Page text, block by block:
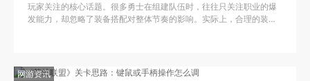
玩家关注的核心话题。很多勇士在组建队伍时，往往只关注职业的爆
发能力，却忽略了装备搭配对整体节奏的影响。实际上，合理的装备
网游资讯